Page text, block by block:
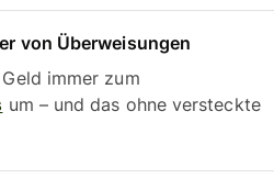
von Überweisungen
immer zum
um – und das ohne versteckte